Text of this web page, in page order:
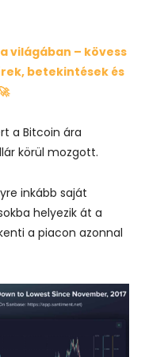
világában – kövess
betekintések és
a Bitcoin ára
körül mozgott.
inkább saját
helyezik át a
a piacon azonnal